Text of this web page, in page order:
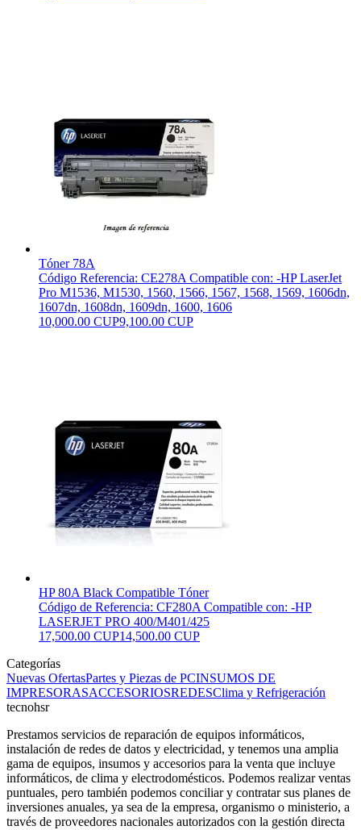
Tóner 78A
Código Referencia: CE278A Compatible con: -HP LaserJet
Pro M1536, M1530, 1560, 1566, 1567, 1568, 1569, 1606dn,
1607dn, 1608dn, 1609dn, 1600, 1606
10,000.00 CUP9,100.00 CUP
HP 80A Black Compatible Tóner
Código de Referencia: CF280A Compatible con: -HP
LASERJET PRO 400/M401/425
17,500.00 CUP14,500.00 CUP
Categorías
Nuevas OfertasPartes y Piezas de PCINSUMOS DE
IMPRESORASACCESORIOSREDESClima y Refrigeración
tecnohsr
Prestamos servicios de reparación de equipos informáticos,
instalación de redes de datos y electricidad, y tenemos una amplia
gama de equipos, insumos y accesorios para la venta que incluye
informáticos, de clima y electrodomésticos. Podemos realizar ventas
puntuales, pero también podemos conciliar y contratar sus planes de
inversiones anuales, ya sea de la empresa, organismo o ministerio, a
través de proveedores nacionales autorizados con la gestión directa